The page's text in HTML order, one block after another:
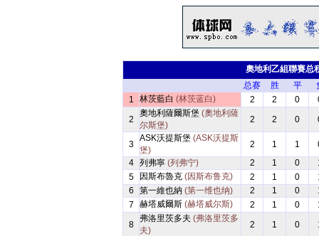
奧地利乙組聯賽总
总赛
胜 平
1
林茨藍白 (林茨蓝白) 2 2 0
2
奧地利薩爾斯堡 (奧地利薩
尔斯堡)
2 2 0
3
ASK沃提斯堡 (ASK沃提斯
堡)
2 1 1
4
列弗寧 (列弗宁) 2 1 0
5
因斯布魯克 (因斯布鲁克) 2 1 0
6
第一維也納 (第一维也纳) 2 1 0
7
赫塔威爾斯 (赫塔威尔斯) 2 1 0
8
弗洛里茨多夫 (弗洛里茨多
夫)
2 1 0